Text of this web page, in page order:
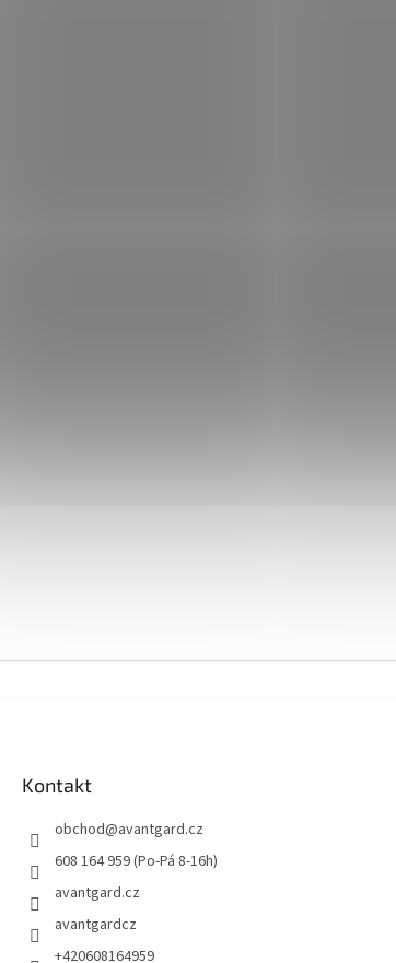
Kontakt
obchod@avantgard.cz
608 164 959 (Po-Pá 8-16h)
avantgard.cz
avantgardcz
+420608164959